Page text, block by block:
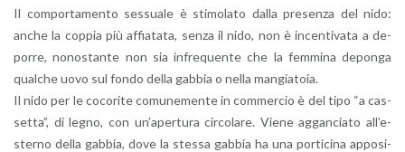
Il com­por­ta­men­to ses­sua­le è sti­mo­la­to dalla pre­sen­za del nido:
anche la cop­pia più af­fia­ta­ta, senza il nido, non è in­cen­ti­va­ta a de­
por­re, no­no­stan­te non sia in­fre­quen­te che la fem­mi­na de­pon­ga
qual­che uovo sul fondo della gab­bia o nella man­gia­to­ia.
Il nido per le co­co­ri­te co­mu­ne­men­te in com­mer­cio è del tipo “a cas­
set­ta”, di legno, con un’a­per­tu­ra cir­co­la­re. Viene ag­gan­cia­to al­l’e­
ster­no della gab­bia, dove la stes­sa gab­bia ha una por­ti­ci­na ap­po­si­